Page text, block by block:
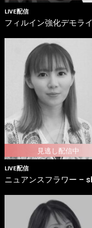
LIVE配信
フィルイン強化デモラ
LIVE配信
ニュアンスフラワー –